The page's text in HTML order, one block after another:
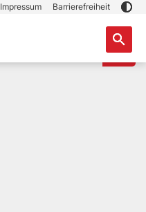
Impressum Barrierefreiheit